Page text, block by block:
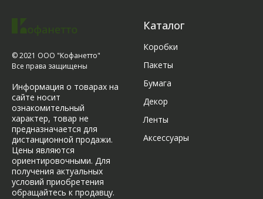
© 2021 ООО "Кофанетто"
Все права защищены
Информация о товарах на
сайте носит
ознакомительный
характер, товар не
предназначается для
дистанционной продажи.
Цены являются
ориентировочными. Для
получения актуальных
условий приобретения
обращайтесь к продавцу.
Каталог
Коробки
Пакеты
Бумага
Декор
Ленты
Аксессуары